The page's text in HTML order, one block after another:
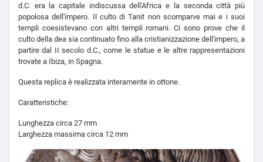
d.C. era la capitale indiscussa dell'Africa e la seconda città più
popolosa dell'impero. Il culto di Tanit non scomparve mai e i suoi
templi coesistevano con altri templi romani. Ci sono prove che il
culto della dea sia continuato fino alla cristianizzazione dell'impero, a
partire dal II secolo d.C., come le statue e le altre rappresentazioni
trovate a Ibiza, in Spagna.
Questa replica è realizzata interamente in ottone.
Caratteristiche:
Lunghezza circa 27 mm
Larghezza massima circa 12 mm